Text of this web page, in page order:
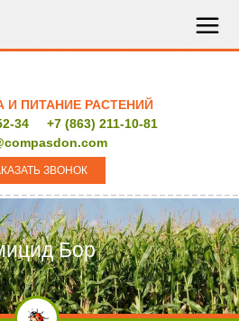
И ПИТАНИЕ РАСТЕНИЙ
34
+7 (863) 211-10-81
ЗВОНОК
Бор